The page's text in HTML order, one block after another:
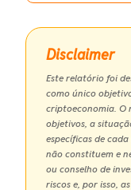
Disclaimer
Este relatório foi
como único
criptoeconomia. O
objetivos, a
específicas de
não constituem e
ou conselho de
riscos e, por isso,